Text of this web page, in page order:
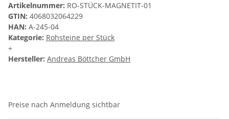
Artikelnummer: RO-STÜCK-MAGNETIT-01
GTIN: 4068032064229
HAN: A-245-04
Kategorie: Rohsteine per Stück
+
Hersteller: Andreas Böttcher GmbH
Preise nach Anmeldung sichtbar